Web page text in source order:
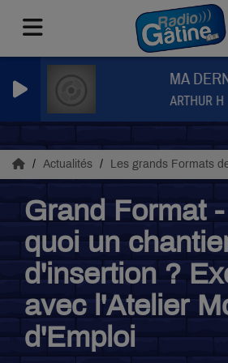
MA
ARTHUR H
Actualités Les grands Formats
Grand Format
quoi un
d'insertion ?
avec l'Atelier
d'Emploi